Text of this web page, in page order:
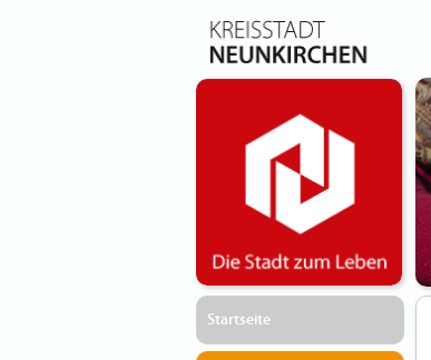
Startseite